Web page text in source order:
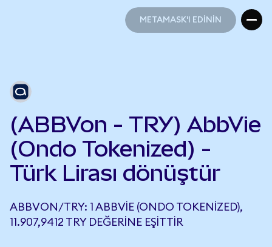
METAMASK'I EDİNİN
(ABBVon - TRY) AbbVie
(Ondo Tokenized) -
Türk Lirası dönüştür
ABBVON/TRY: 1 ABBVIE (ONDO TOKENIZED),
11.907,9412 TRY DEĞERINE EŞITTIR